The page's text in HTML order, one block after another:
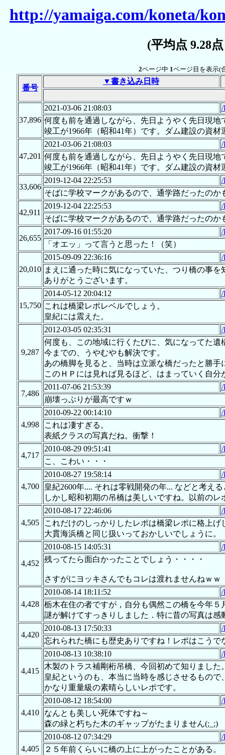
http://yamaiga.com/koneta/
(平均点 9.28
2ページ中 1ページ目を表示(
番号
▼書き込み日時
37,896
2021-03-06 21:08:03
/
何度も前を通過しながら、先日ようやく先日現
竣工が1966年（昭和41年）です。ダム建設の資
47,201
2021-03-06 21:08:03
/
何度も前を通過しながら、先日ようやく先日現
竣工が1966年（昭和41年）です。ダム建設の資
33,606
2019-12-04 22:25:53
/
そばに学校マークがあるので、通学路だったのか
42,911
2019-12-04 22:25:53
/
そばに学校マークがあるので、通学路だったのか
26,655
2017-09-16 01:55:20
/
「オエッ」って言うと思った！（笑）
20,010
2015-09-09 22:36:16
/
まえに通った時に気になっていた、つり橋の事を
ありがとうございます。
15,750
2014-05-12 20:04:12
/
これは橋梁レポレベルでしょう。
皇紀には震えた。
9,287
2012-03-05 02:35:31
/
何度も、この地域に行くたびに、気になってた遺
今までの、うやむやも解決です。
あの橋脚を見ると、当時は立派な橋だったと勝手
このＨＰには見れば見るほど、はまっていく自分
7,486
2011-07-06 21:53:39
/
崩壊っぷりが最高ですｗ
4,998
2010-09-22 00:14:10
/
これは凄すぎる。
表紙クラスの写真だね。衝撃！
4,717
2010-08-29 09:51:41
/
こ、こわい・・・
4,700
2010-08-27 19:58:14
/
皇紀2600年.... それは零戦開発の年... などと考え
しかし昭和初期の吊橋は美しいですね。以前の
4,505
2010-08-17 22:46:06
/
これだけのしっかりしたレポは橋梁レポに格上げ
大貫海浜橋と同じ扱いっておかしいでしょうに。
4,452
2010-08-15 14:05:31
/
残ってたら面白かったことでしょう・・・・
さすがにヨッキさんでもコレは渡れませんねｗｗ
4,428
2010-08-14 18:11:52
/
栃木在住の者ですが，自分も偶然この橋を今年
謎が解けてすっきりしました．特に昔の写真は
4,420
2010-08-13 17:50:33
/
忘れられた橋にも歴史ありですね！レポはこうで
4,415
2010-08-13 10:38:10
/
木製のトラス補剛桁吊橋、今回初めて知りました
皇紀というのも、本当に当時を感じさせるもので
かなり重量級の素晴らしいレポです。
4,410
2010-08-12 18:54:00
/
なんとも美しい死体ですね～
森の緑と朽ちた木のギャップがたまりません(;_;)
4,405
2010-08-12 07:34:29
/
２５年前くらいに橋の上に上がったことがある。